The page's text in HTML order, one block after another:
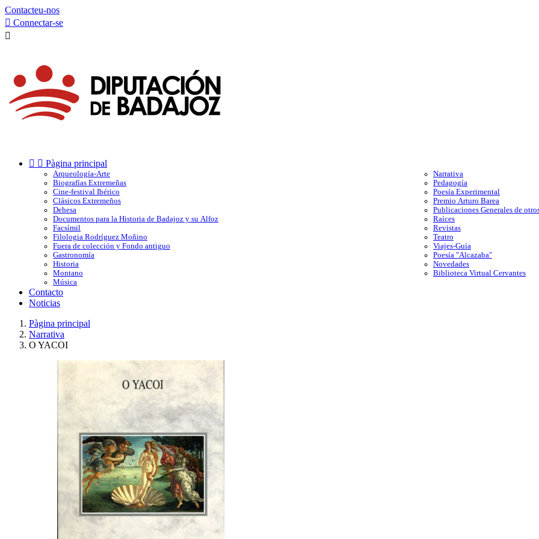
Contacteu-nos
 Connectar-se

  Pàgina principal
Arqueología-Arte
Biografías Extremeñas
Cine-festival Ibérico
Clásicos Extremeños
Dehesa
Documentos para la Historia de Badajoz y su Alfoz
Facsímil
Filologia Rodríguez Moñino
Fuera de colección y Fondo antiguo
Gastronomía
Historia
Montano
Música
Narrativa
Pedagogía
Poesía Experimental
Premio Arturo Barea
Publicaciones Generales de
Raíces
Revistas
Teatro
Viajes-Guía
Poesía "Alcazaba"
Novedades
Biblioteca Virtual Cervantes
Contacto
Noticias
Pàgina principal
Narrativa
O YACOI